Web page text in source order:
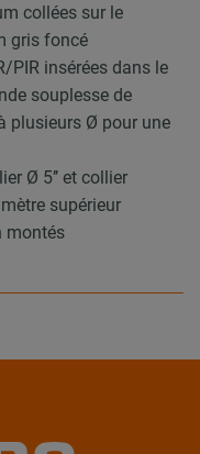
collées sur le
gris foncé
PIR insérées dans le
souplesse de
plusieurs Ø pour une
Ø 5’’ et collier
supérieur
montés